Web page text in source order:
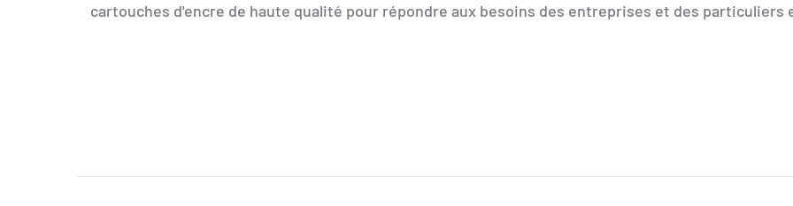
cartouches d'encre de haute qualité pour répondre aux besoins des entreprises et des particuliers